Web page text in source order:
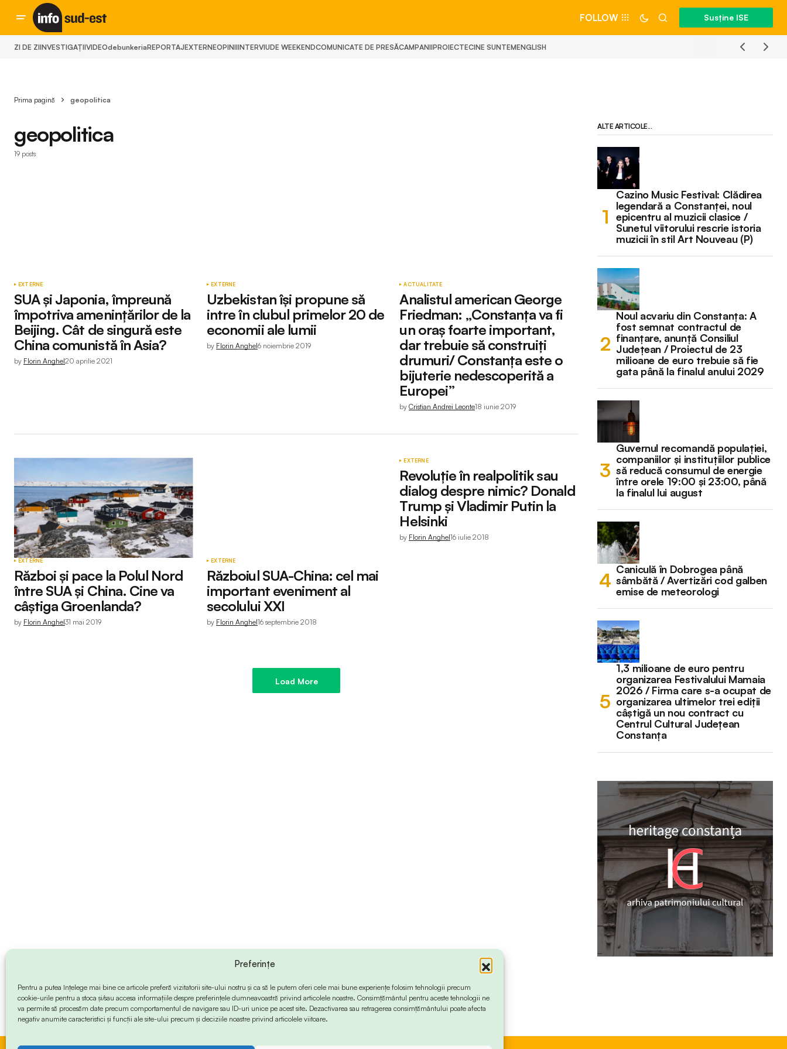
Preferințe
Pentru a putea înțelege mai bine ce articole preferă vizitatorii site-ului nostru și ca să le putem oferi cele mai bune experiențe folosim tehnologii precum
cookie-urile pentru a stoca și/sau accesa informațiile despre preferințele dumneavoastră privind articolele noastre. Consimțământul pentru aceste tehnologii ne
va permite să procesăm date precum comportamentul de navigare sau ID-uri unice pe acest site. Dezactivarea sau retragerea consimțământului poate afecta
negativ anumite caracteristici și funcții ale site-ului precum și deciziile noastre privind articolele viitoare.
FOLLOW Susține ISE
ZI DE ZIINVESTIGAȚIIVIDEOdebunkeriaREPORTAJEXTERNEOPINIIINTERVIUDE WEEKENDCOMUNICATE DE PRESĂCAMPANIIPROIECTECINE SUNTEMENGLISH
Prima pagină geopolitica
geopolitica
19 posts
EXTERNE
SUA şi Japonia, împreună
împotriva ameninţărilor de la
Beijing. Cât de singură este
China comunistă în Asia?
by Florin Anghel20 aprilie 2021
EXTERNE
Uzbekistan îşi propune să
intre în clubul primelor 20 de
economii ale lumii
by Florin Anghel6 noiembrie 2019
ACTUALITATE
Analistul american George
Friedman: „Constanța va fi
un oraș foarte important,
dar trebuie să construiți
drumuri/ Constanța este o
bijuterie nedescoperită a
Europei”
by Cristian Andrei Leonte18 iunie 2019
EXTERNE
Război şi pace la Polul Nord
între SUA şi China. Cine va
câştiga Groenlanda?
by Florin Anghel31 mai 2019
EXTERNE
Războiul SUA-China: cel mai
important eveniment al
secolului XXI
by Florin Anghel16 septembrie 2018
EXTERNE
Revoluţie în realpolitik sau
dialog despre nimic? Donald
Trump şi Vladimir Putin la
Helsinki
by Florin Anghel16 iulie 2018
Load More
ALTE ARTICOLE...
Cazino Music Festival: Clădirea
legendară a Constanței, noul
epicentru al muzicii clasice /
Sunetul viitorului rescrie istoria
muzicii în stil Art Nouveau (P)
Noul acvariu din Constanța: A
fost semnat contractul de
finanțare, anunță Consiliul
Județean / Proiectul de 23
milioane de euro trebuie să fie
gata până la finalul anului 2029
Guvernul recomandă populației,
companiilor și instituțiilor publice
să reducă consumul de energie
între orele 19:00 și 23:00, până
la finalul lui august
Caniculă în Dobrogea până
sâmbătă / Avertizări cod galben
emise de meteorologi
1,3 milioane de euro pentru
organizarea Festivalului Mamaia
2026 / Firma care s-a ocupat de
organizarea ultimelor trei ediții
câștigă un nou contract cu
Centrul Cultural Județean
Constanța